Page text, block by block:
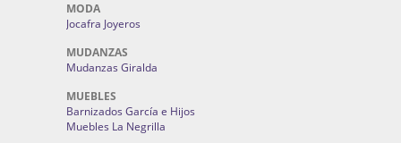
MODA
Jocafra Joyeros
MUDANZAS
Mudanzas Giralda
MUEBLES
Barnizados García e Hijos
Muebles La Negrilla